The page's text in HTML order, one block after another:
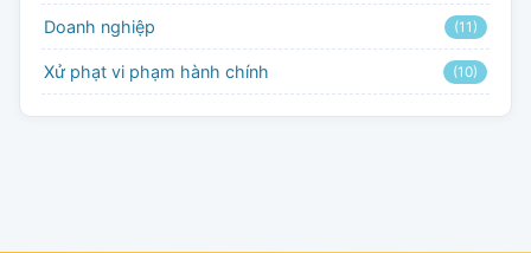
Doanh nghiệp (11)
Xử phạt vi phạm hành chính (10)